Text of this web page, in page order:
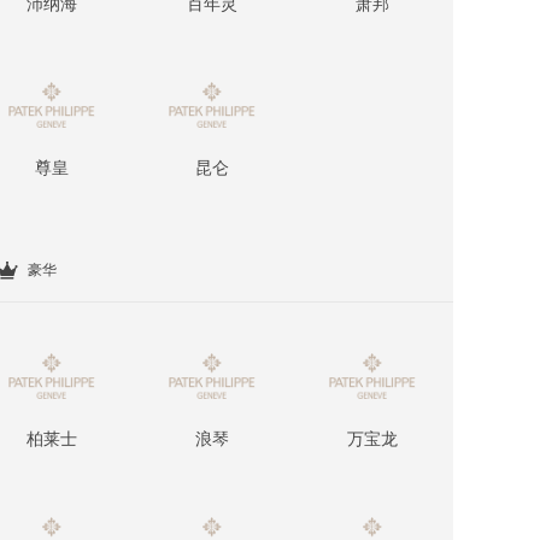
沛纳海 百年灵 萧邦
尊皇 昆仑
豪华
柏莱士 浪琴 万宝龙